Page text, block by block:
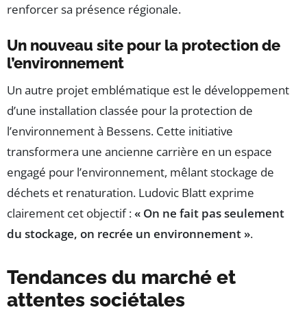
renforcer sa présence régionale.
Un nouveau site pour la protection de
l’environnement
Un autre projet emblématique est le développement
d’une installation classée pour la protection de
l’environnement à Bessens. Cette initiative
transformera une ancienne carrière en un espace
engagé pour l’environnement, mêlant stockage de
déchets et renaturation. Ludovic Blatt exprime
clairement cet objectif :« On ne fait pas seulement
du stockage, on recrée un environnement ».
Tendances du marché et
attentes sociétales